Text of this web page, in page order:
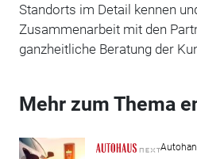
Standorts im Detail kennen
Zusammenarbeit mit den
ganzheitliche Beratung der
Mehr zum Thema